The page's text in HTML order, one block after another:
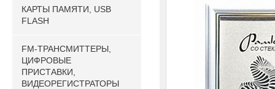
КАРТЫ ПАМЯТИ, USB
FLASH
FM-ТРАНСМИТТЕРЫ,
ЦИФРОВЫЕ
ПРИСТАВКИ,
ВИДЕОРЕГИСТРАТОРЫ